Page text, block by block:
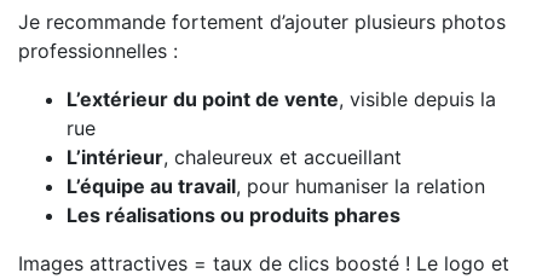
Je recommande fortement d’ajouter plusieurs photos
professionnelles :
L’extérieur du point de vente, visible depuis la
rue
L’intérieur, chaleureux et accueillant
L’équipe au travail, pour humaniser la relation
Les réalisations ou produits phares
Images attractives = taux de clics boosté ! Le logo et